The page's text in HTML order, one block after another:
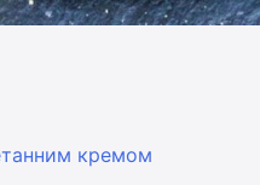
кремом